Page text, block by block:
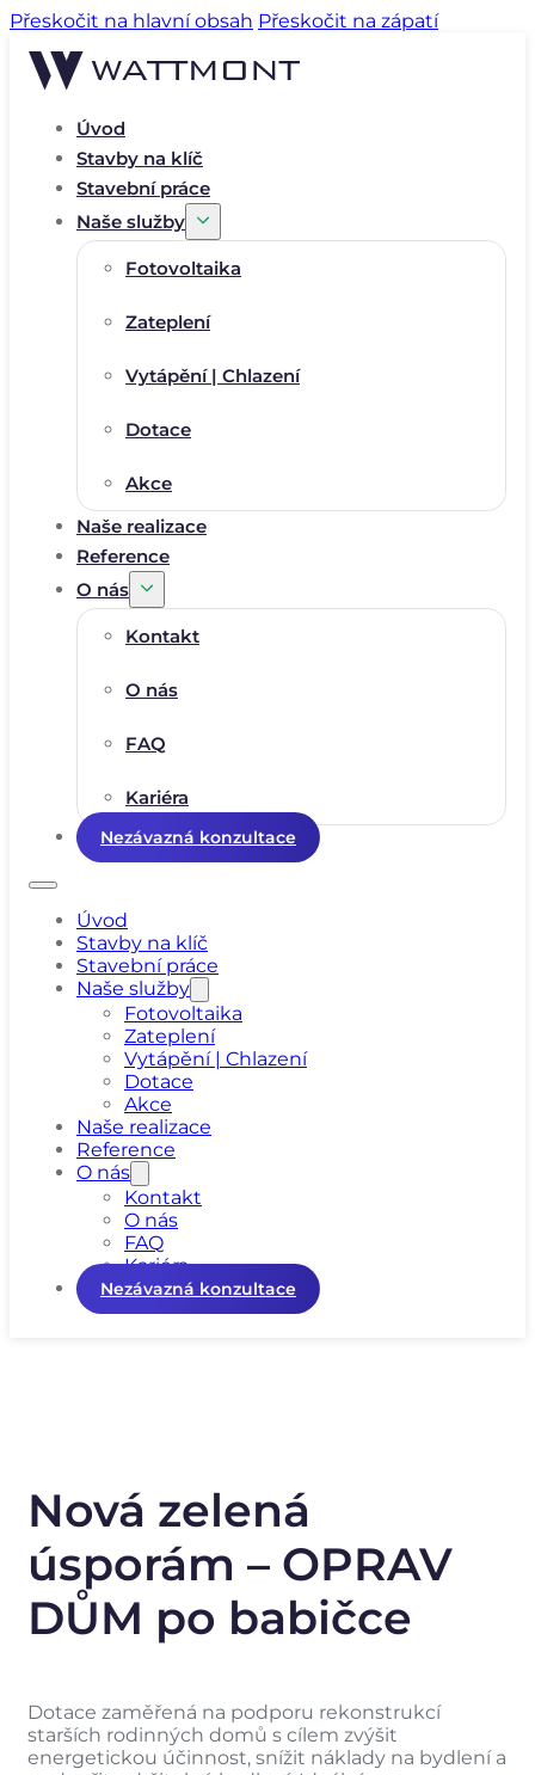
Přeskočit na hlavní obsah Přeskočit na zápatí
Úvod
Stavby na klíč
Stavební práce
Naše služby
Fotovoltaika
Zateplení
Vytápění | Chlazení
Dotace
Akce
Naše realizace
Reference
O nás
Kontakt
O nás
FAQ
Kariéra
Nezávazná konzultace
Úvod
Stavby na klíč
Stavební práce
Naše služby
Fotovoltaika
Zateplení
Vytápění | Chlazení
Dotace
Akce
Naše realizace
Reference
O nás
Kontakt
O nás
FAQ
Kariéra
Nezávazná konzultace
Nová zelená
úsporám – OPRAV
DŮM po babičce
Dotace zaměřená na podporu rekonstrukcí
starších rodinných domů s cílem zvýšit
energetickou účinnost, snížit náklady na bydlení a